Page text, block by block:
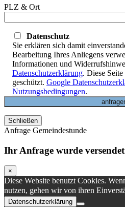
PLZ & Ort
Datenschutz
Sie erklären sich damit
Bearbeitung Ihres Anliegens
Informationen und
Datenschutzerklärung. Diese
geschützt. Google
Nutzungsbedingungen.
Schließen
Anfrage Gemeindestunde
Ihr Anfrage wurde
×
Diese Website benutzt Cookies.
nutzen, gehen wir von ihren
Datenschutzerklärung